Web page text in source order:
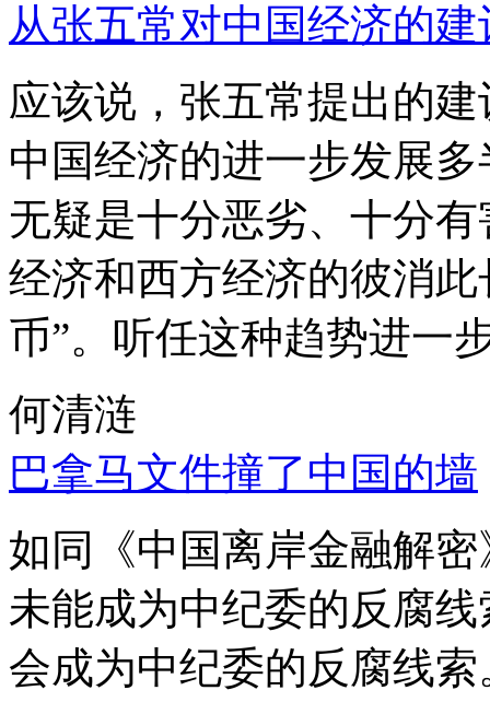
从张五常对中国经济的
应该说，张五常提出的
中国经济的进一步发展
无疑是十分恶劣、十分
经济和西方经济的彼消
币”。听任这种趋势进一
何清涟
巴拿马文件撞了中国的墙
如同《中国离岸金融解
未能成为中纪委的反腐
会成为中纪委的反腐线